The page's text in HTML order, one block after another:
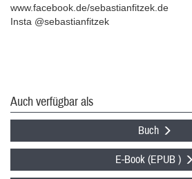
www.facebook.de/sebastianfitzek.de
Insta @sebastianfitzek
Auch verfügbar als
Buch
E-Book (EPUB )